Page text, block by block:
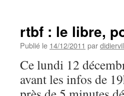
3.5
est
rtbf : le libre,
Publié le 14/12/2011 par
Ce lundi 12
avant les infos de